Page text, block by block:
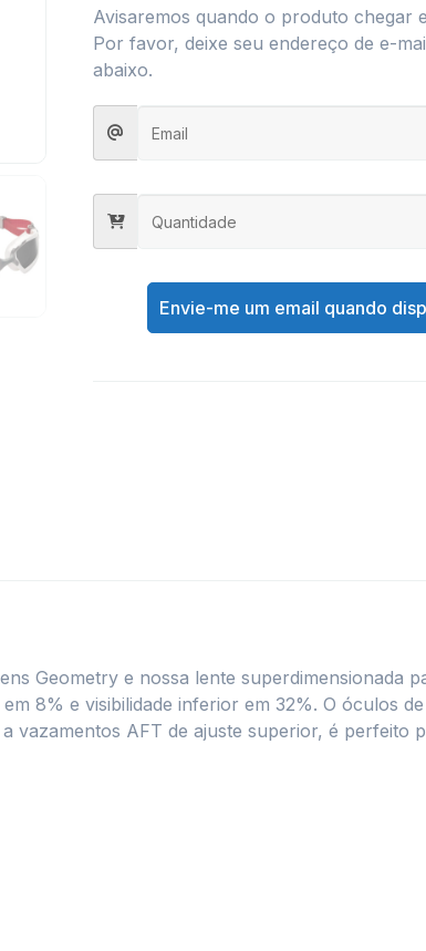
Avisaremos quando o produto chegar
Por favor, deixe seu endereço de e-
abaixo.
Envie-me um email quando
Geometry e nossa lente superdimensionada
8% e visibilidade inferior em 32%. O óculos
vazamentos AFT de ajuste superior, é perfeito